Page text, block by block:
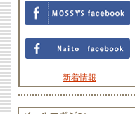
新着情報